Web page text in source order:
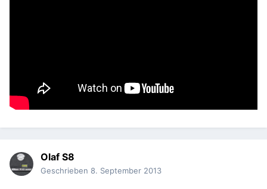
Olaf S8
Geschrieben 8. September 2013